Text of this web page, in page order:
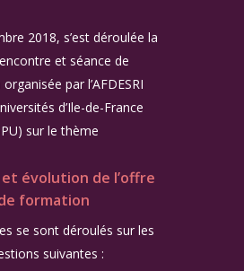
2018, s’est déroulée la
et séance de
par l’AFDESRI
d’Ile-de-France
sur le thème
évolution de l’offre
formation
se sont déroulés sur les
suivantes :